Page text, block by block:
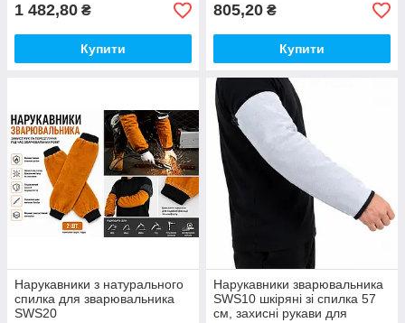
1 482,80 ₴
Купити
805,20 ₴
Купити
Нарукавники з натурального
спилка для зварювальника
SWS20
Нарукавники зварювальника
SWS10 шкіряні зі спилка 57
см, захисні рукави для